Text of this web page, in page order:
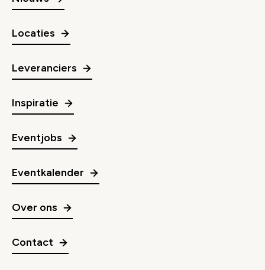
Locaties
Leveranciers
Inspiratie
Eventjobs
Eventkalender
Over ons
Contact